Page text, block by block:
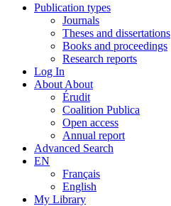
Publication types
Journals
Theses and dissertations
Books and proceedings
Research reports
Log In
About About
Érudit
Coalition Publica
Open access
Annual report
Advanced Search
EN
Français
English
My Library